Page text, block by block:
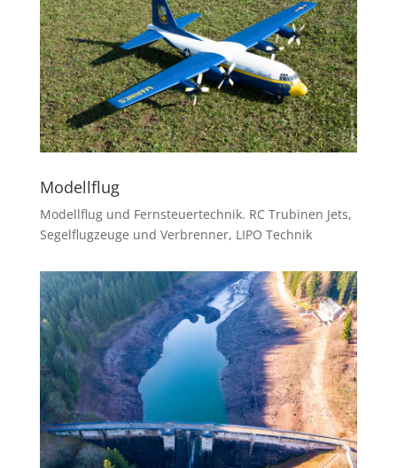
Modellflug
Modellflug und Fernsteuertechnik. RC Trubinen Jets,
Segelflugzeuge und Verbrenner, LIPO Technik